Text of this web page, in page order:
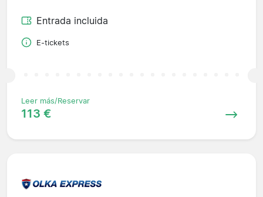
Entrada incluida
E-tickets
Leer más/Reservar
113 €